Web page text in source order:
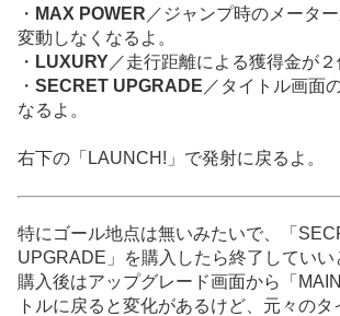
・ MAX POWER ／ジャンプ時のメータ
変動しなくなるよ。
・ LUXURY ／走行距離による獲得金が２
・ SECRET UPGRADE ／タイトル画面
なるよ。
右下の「LAUNCH!」で発射に戻るよ。
特にゴール地点は無いみたいで、「
UPGRADE」を購入したら終了していい
購入後はアップグレード画面から「
トルに戻ると変化があるけど、元々の